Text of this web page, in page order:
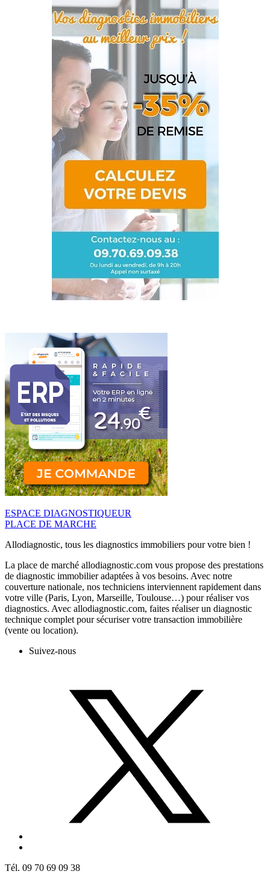
ESPACE DIAGNOSTIQUEUR
PLACE DE MARCHE
Allodiagnostic, tous les diagnostics immobiliers pour votre bien !
La place de marché allodiagnostic.com vous propose des prestations
de diagnostic immobilier adaptées à vos besoins. Avec notre
couverture nationale, nos techniciens interviennent rapidement dans
votre ville (Paris, Lyon, Marseille, Toulouse…) pour réaliser vos
diagnostics. Avec allodiagnostic.com, faites réaliser un diagnostic
technique complet pour sécuriser votre transaction immobilière
(vente ou location).
Suivez-nous
Tél. 09 70 69 09 38